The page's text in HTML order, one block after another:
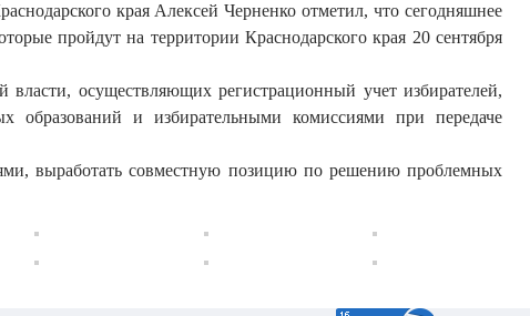
края Алексей Черненко отметил, что сегодняшнее
пройдут на территории Краснодарского края 20 сентября
осуществляющих регистрационный учет избирателей,
образований и избирательными комиссиями при передаче
выработать совместную позицию по решению проблемных